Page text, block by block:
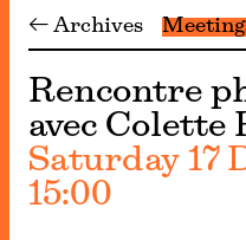
← Archives
Rencontre
avec Colette
Saturday 17
15:00